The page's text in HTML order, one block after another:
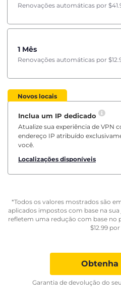
Renovações automáticas por
1 Mês
Renovações automáticas por
Novos locais
Inclua um IP dedicado
Atualize sua experiência de VPN
endereço IP atribuído
você.
Localizações disponíveis
*Todos os valores mostrados são
aplicados impostos com base na
refletem uma redução com base no
$12.99por
Obtenha
Garantia de devolução do